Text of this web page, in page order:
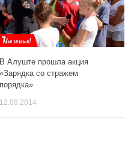
В Алуште прошла акция
«Зарядка со стражем
порядка»
12.08.2014